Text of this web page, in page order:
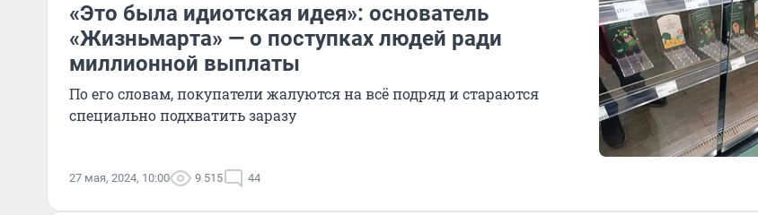
«Это была идиотская идея»: основатель
«Жизньмарта» — о поступках людей ради
миллионной выплаты
По его словам, покупатели жалуются на всё подряд и стараются
специально подхватить заразу
27 мая, 2024, 10:00 9 515 44